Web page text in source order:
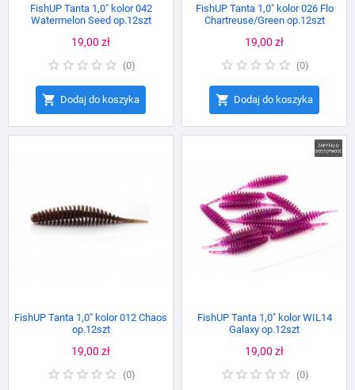
FishUP Tanta 1,0" kolor 042
Watermelon Seed op.12szt
Cena
19,00 zł
(0)
 Dodaj do koszyka
FishUP Tanta 1,0" kolor 026 Flo
Chartreuse/Green op.12szt
Cena
19,00 zł
(0)
 Dodaj do koszyka
FishUP Tanta 1,0" kolor 012 Chaos
op.12szt
Cena
19,00 zł
(0)
FishUP Tanta 1,0" kolor WIL14
Galaxy op.12szt
Cena
19,00 zł
(0)